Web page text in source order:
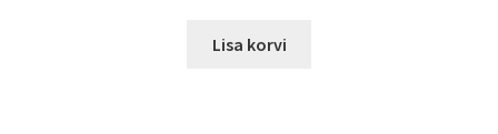
Lisa korvi